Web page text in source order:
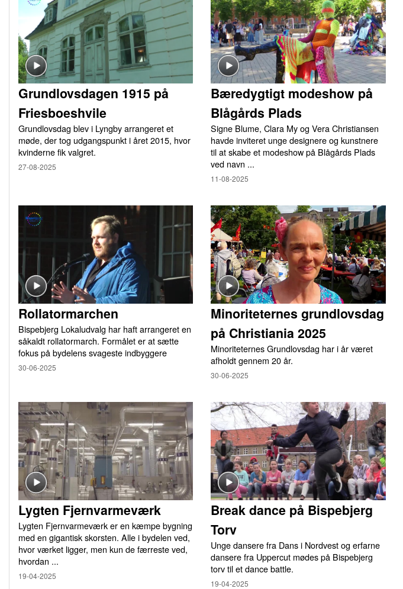
Grundlovsdagen 1915 på
Friesboeshvile
Grundlovsdag blev i Lyngby arrangeret et
møde, der tog udgangspunkt i året 2015, hvor
kvinderne fik valgret.
27-08-2025
Bæredygtigt modeshow på
Blågårds Plads
Signe Blume, Clara My og Vera Christiansen
havde inviteret unge designere og kunstnere
til at skabe et modeshow på Blågårds Plads
ved navn ...
11-08-2025
Rollatormarchen
Bispebjerg Lokaludvalg har haft arrangeret en
såkaldt rollatormarch. Formålet er at sætte
fokus på bydelens svageste indbyggere
30-06-2025
Minoriteternes grundlovsdag
på Christiania 2025
Minoriteternes Grundlovsdag har i år været
afholdt gennem 20 år.
30-06-2025
Lygten Fjernvarmeværk
Lygten Fjernvarmeværk er en kæmpe bygning
med en gigantisk skorsten. Alle i bydelen ved,
hvor værket ligger, men kun de færreste ved,
hvordan ...
19-04-2025
Break dance på Bispebjerg
Torv
Unge dansere fra Dans i Nordvest og erfarne
dansere fra Uppercut mødes på Bispebjerg
torv til et dance battle.
19-04-2025